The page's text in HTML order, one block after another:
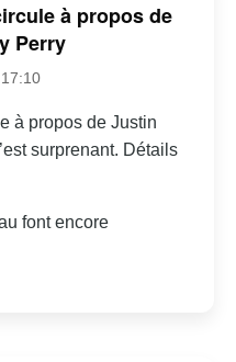
à propos de
Perry
à propos de Justin
surprenant. Détails
font encore